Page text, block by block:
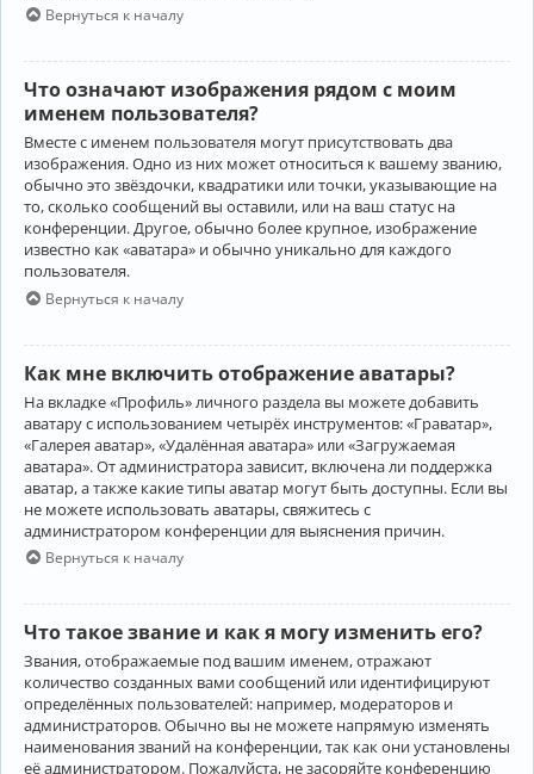
Вернуться к началу
Что означают изображения рядом с моим
именем пользователя?
Вместе с именем пользователя могут присутствовать два
изображения. Одно из них может относиться к вашему званию,
обычно это звёздочки, квадратики или точки, указывающие на
то, сколько сообщений вы оставили, или на ваш статус на
конференции. Другое, обычно более крупное, изображение
известно как «аватара» и обычно уникально для каждого
пользователя.
Вернуться к началу
Как мне включить отображение аватары?
На вкладке «Профиль» личного раздела вы можете добавить
аватару с использованием четырёх инструментов: «Граватар»,
«Галерея аватар», «Удалённая аватара» или «Загружаемая
аватара». От администратора зависит, включена ли поддержка
аватар, а также какие типы аватар могут быть доступны. Если вы
не можете использовать аватары, свяжитесь с
администратором конференции для выяснения причин.
Вернуться к началу
Что такое звание и как я могу изменить его?
Звания, отображаемые под вашим именем, отражают
количество созданных вами сообщений или идентифицируют
определённых пользователей: например, модераторов и
администраторов. Обычно вы не можете напрямую изменять
наименования званий на конференции, так как они установлены
её администратором. Пожалуйста, не засоряйте конференцию